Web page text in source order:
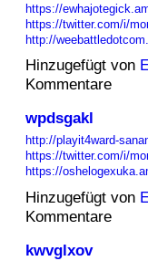
https://
https://twitter.com/i/
http://
Hinzugefügt von
Kommentare
wpdsgakl
http://playit4ward-
https://twitter.com/i/
https://
Hinzugefügt von
Kommentare
kwvglxov